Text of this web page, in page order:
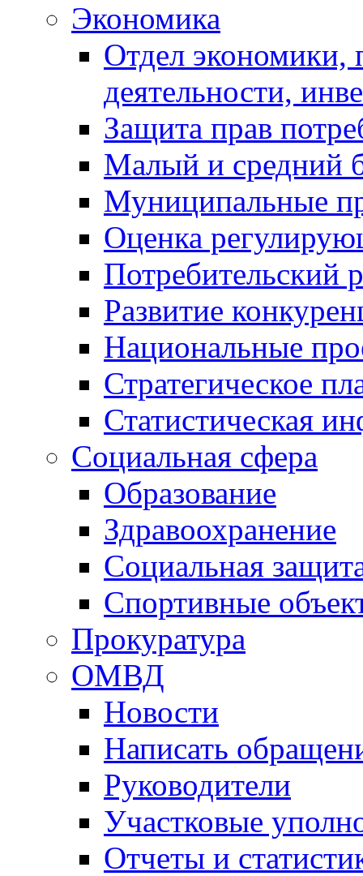
Экономика
Отдел экономики,
деятельности,
Защита прав
Малый и средний
Муниципальные
Оценка
Потребительский
Развитие
Национальные
Стратегическое
Статистическая
Социальная сфера
Образование
Здравоохранение
Социальная
Спортивные
Прокуратура
ОМВД
Новости
Написать
Руководители
Участковые
Отчеты и